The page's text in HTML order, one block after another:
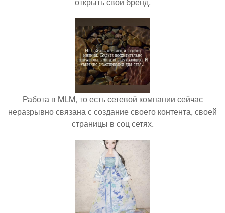
Работа в MLM, то есть сетевой компании сейчас
неразрывно связана с создание своего контента, своей
страницы в соц сетях.